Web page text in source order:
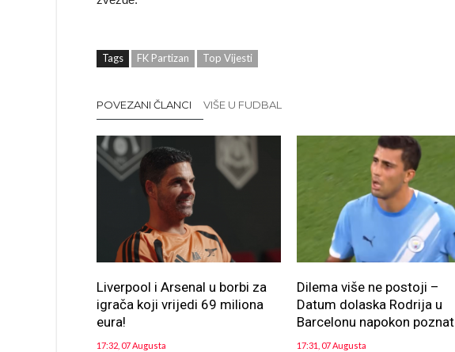
Tags FK Partizan Top Vijesti
POVEZANI ČLANCI VIŠE U FUDBAL
Liverpool i Arsenal u borbi za
igrača koji vrijedi 69 miliona
eura!
17:32, 07 Augusta
Dilema više ne postoji –
Datum dolaska Rodrija u
Barcelonu napokon poznat
17:31, 07 Augusta